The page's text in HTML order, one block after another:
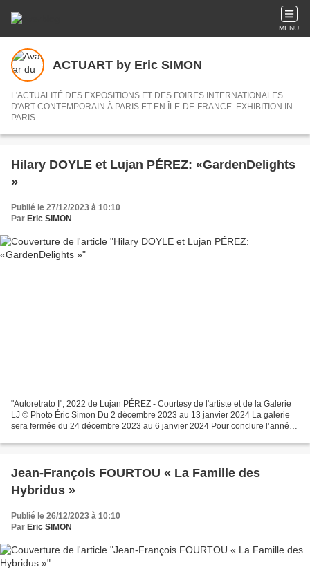
MENU
ACTUART by Eric SIMON
L'ACTUALITÉ DES EXPOSITIONS ET DES FOIRES INTERNATIONALES
D'ART CONTEMPORAIN À PARIS ET EN ÎLE-DE-FRANCE. EXHIBITION IN
PARIS
Hilary DOYLE et Lujan PÉREZ: «GardenDelights
»
Publié le 27/12/2023 à 10:10
Par Eric SIMON
"Autoretrato I", 2022 de Lujan PÉREZ - Courtesy de l'artiste et de la Galerie
LJ © Photo Éric Simon Du 2 décembre 2023 au 13 janvier 2024 La galerie
sera fermée du 24 décembre 2023 au 6 janvier 2024 Pour conclure l’année
Jean-François FOURTOU « La Famille des
Hybridus »
Publié le 26/12/2023 à 10:10
Par Eric SIMON